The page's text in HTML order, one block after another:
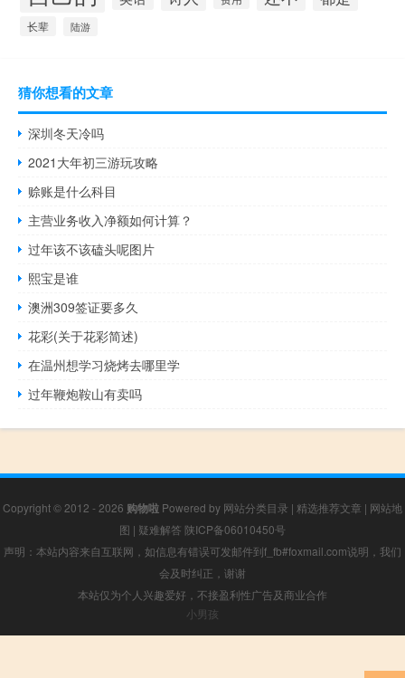
长辈 陆游
猜你想看的文章
深圳冬天冷吗
2021大年初三游玩攻略
赊账是什么科目
主营业务收入净额如何计算？
过年该不该磕头呢图片
熙宝是谁
澳洲309签证要多久
花彩(关于花彩简述)
在温州想学习烧烤去哪里学
过年鞭炮鞍山有卖吗
Copyright © 2012 - 2026 购物啦 Powered by 网站分类目录 | 精选推荐文章 | 网站地
图 | 疑难解答 陕ICP备06010450号
声明：本站内容来自互联网，如信息有错误可发邮件到f_fb#foxmail.com说明，我们
会及时纠正，谢谢
本站仅为个人兴趣爱好，不接盈利性广告及商业合作
小男孩